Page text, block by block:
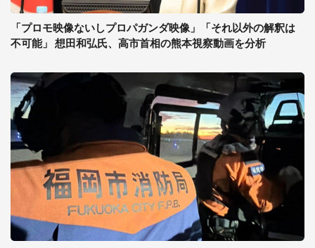
「プロモ映像ないしプロパガンダ映像」「それ以外の解釈は
不可能」 想田和弘氏、高市首相の熊本視察動画を分析